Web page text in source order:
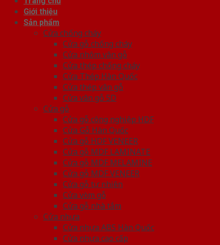
Giới thiệu
Sản phẩm
Cửa chống cháy
Cửa gỗ chống cháy
Cửa nhôm vân gỗ
Cửa thép chống cháy
Cửa Thép Hàn Quốc
Cửa thép vân gỗ
Cửa vân gỗ 5D
Cửa gỗ
Cửa gỗ công nghiệp HDF
Cửa Gỗ Hàn Quốc
Cửa gỗ HDF VENEER
Cửa gỗ MDF LAMINATE
Cửa gỗ MDF MELAMINE
Cửa gỗ MDF VENEER
Cửa gỗ tự nhiên
Cửa vòm gỗ
Cửa gỗ nhà tắm
Cửa nhựa
Cửa nhựa ABS Hàn Quốc
Cửa nhựa cao cấp